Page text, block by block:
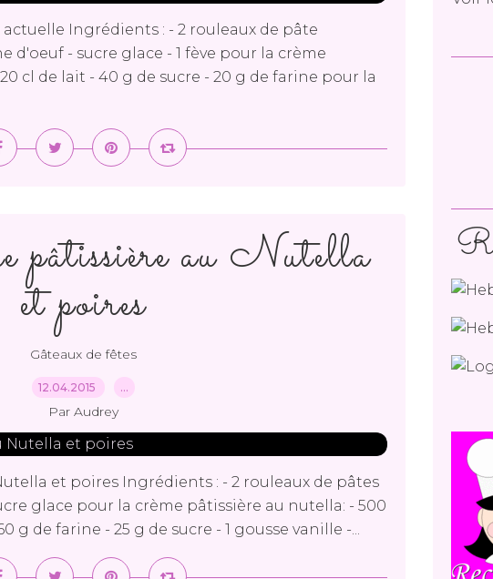
Ingrédients : - 2 rouleaux de pâte
d'oeuf - sucre glace - 1 fève pour la crème
cl de lait - 40 g de sucre - 20 g de farine pour la
pâtissière au Nutella
et poires
Gâteaux de fêtes
12.04.2015 …
Par Audrey
et poires Ingrédients : - 2 rouleaux de pâtes
glace pour la crème pâtissière au nutella: - 500
g de farine - 25 g de sucre - 1 gousse vanille -...